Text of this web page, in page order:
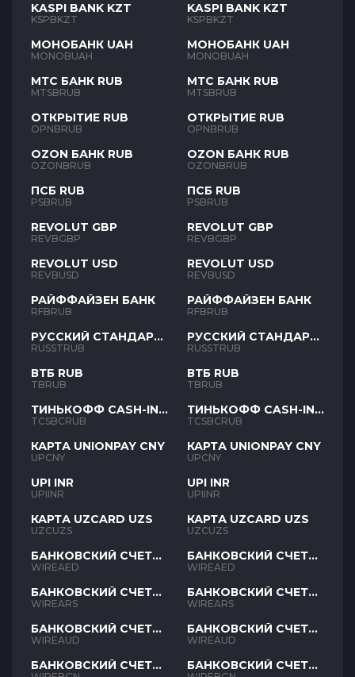
KASPI BANK KZT
KSPBKZT
МОНОБАНК UAH
MONOBUAH
МТС БАНК RUB
MTSBRUB
ОТКРЫТИЕ RUB
OPNBRUB
OZON БАНК RUB
OZONBRUB
ПСБ RUB
PSBRUB
REVOLUT GBP
REVBGBP
REVOLUT USD
REVBUSD
РАЙФФАЙЗЕН БАНК
RFBRUB
РУССКИЙ СТАНДАРТ
RUB
RUSSTRUB
ВТБ RUB
TBRUB
ТИНЬКОФФ CASH-IN
RUB
TCSBCRUB
КАРТА UNIONPAY CNY
UPCNY
UPI INR
UPIINR
КАРТА UZCARD UZS
UZCUZS
БАНКОВСКИЙ СЧЕТ
AED
WIREAED
БАНКОВСКИЙ СЧЕТ
ARS
WIREARS
БАНКОВСКИЙ СЧЕТ
AUD
WIREAUD
БАНКОВСКИЙ СЧЕТ
KASPI BANK KZT
KSPBKZT
МОНОБАНК UAH
MONOBUAH
МТС БАНК RUB
MTSBRUB
ОТКРЫТИЕ RUB
OPNBRUB
OZON БАНК RUB
OZONBRUB
ПСБ RUB
PSBRUB
REVOLUT GBP
REVBGBP
REVOLUT USD
REVBUSD
РАЙФФАЙЗЕН БАНК
RFBRUB
РУССКИЙ СТАНДАРТ
RUB
RUSSTRUB
ВТБ RUB
TBRUB
ТИНЬКОФФ CASH-IN
RUB
TCSBCRUB
КАРТА UNIONPAY CNY
UPCNY
UPI INR
UPIINR
КАРТА UZCARD UZS
UZCUZS
БАНКОВСКИЙ СЧЕТ
AED
WIREAED
БАНКОВСКИЙ СЧЕТ
ARS
WIREARS
БАНКОВСКИЙ СЧЕТ
AUD
WIREAUD
БАНКОВСКИЙ СЧЕТ